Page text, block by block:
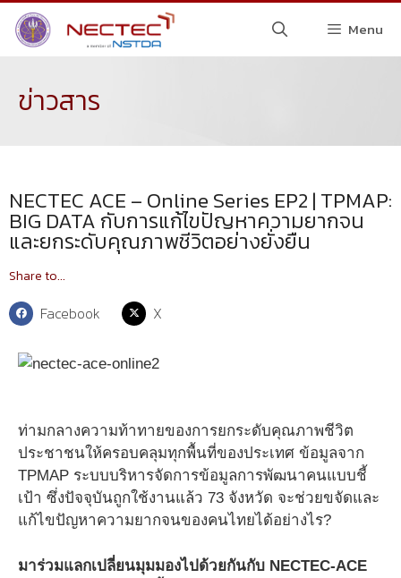
Menu
ข่าวสาร
NECTEC ACE – Online Series EP2 | TPMAP:
BIG DATA กับการแก้ไขปัญหาความยากจน
และยกระดับคุณภาพชีวิตอย่างยั่งยืน
Share to...
Facebook X
ท่ามกลางความท้าทายของการยกระดับคุณภาพชีวิต
ประชาชนให้ครอบคลุมทุกพื้นที่ของประเทศ ข้อมูลจาก
TPMAP ระบบบริหารจัดการข้อมูลการพัฒนาคนแบบชี้
เป้า ซึ่งปัจจุบันถูกใช้งานแล้ว 73 จังหวัด จะช่วยขจัดและ
แก้ไขปัญหาความยากจนของคนไทยได้อย่างไร?
มาร่วมแลกเปลี่ยนมุมมองไปด้วยกันกับ NECTEC-ACE